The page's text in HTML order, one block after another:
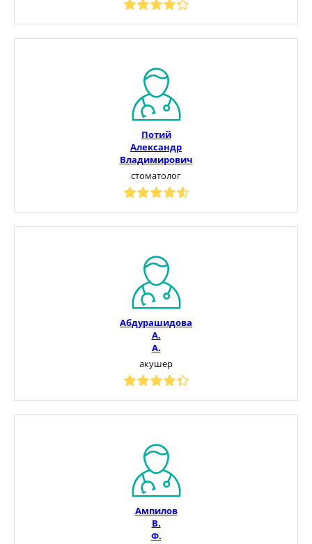
Потий
Александр
Владимирович
стоматолог
Абдурашидова
А.
А.
акушер
Ампилов
В.
Ф.